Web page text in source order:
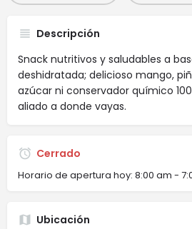
Descripción
Snack nutritivos y saludables a
deshidratada; delicioso mango,
azúcar ni conservador químico
aliado a donde vayas.
Cerrado
Horario de apertura hoy: 8:00 am -
Ubicación